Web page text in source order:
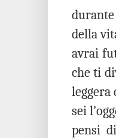
della
avrai
che ti
leggera
sei
pensi